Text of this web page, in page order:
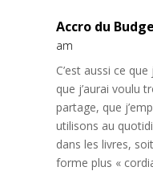
Accro du
am
C’est aussi ce que
que j’aurai voulu
partage, que
utilisons au
dans les livres,
forme plus «